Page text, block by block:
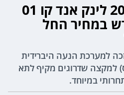
חזר לישראל: 2025 לינק אנד קו 01
במחיר החל
המחודש זכה למערכת הנעה היברידית
חדשה (280 כ"ס) למקצה שדרוגים מקיף לתא
במיוחד.